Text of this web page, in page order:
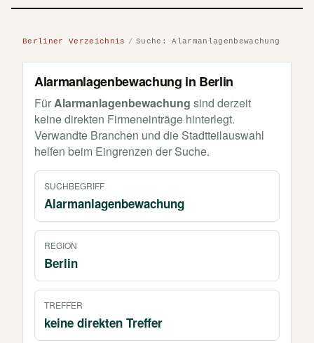
Berliner Verzeichnis Suche: Alarmanlagenbewachung
Alarmanlagenbewachung in Berlin
FürAlarmanlagenbewachung sind derzeit
keine direkten Firmeneinträge hinterlegt.
Verwandte Branchen und die Stadtteilauswahl
helfen beim Eingrenzen der Suche.
SUCHBEGRIFF
Alarmanlagenbewachung
REGION
Berlin
TREFFER
keine direkten Treffer